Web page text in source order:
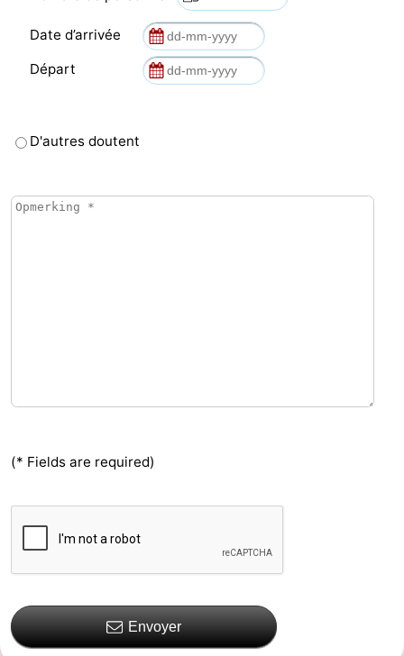
Date d’arrivée
Départ
D'autres doutent
(* Fields are required)
Envoyer